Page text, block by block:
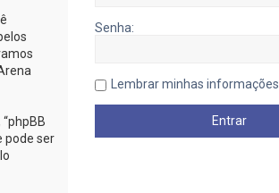
pode ser
Senha:
Lembrar minhas informações